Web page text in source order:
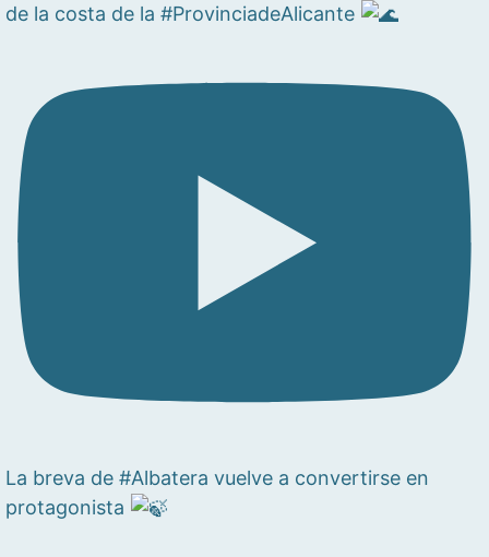
de la costa de la #ProvinciadeAlicante
La breva de #Albatera vuelve a convertirse en
protagonista